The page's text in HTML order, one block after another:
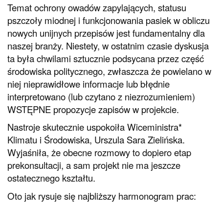
Temat ochrony owadów zapylających, statusu
pszczoły miodnej i funkcjonowania pasiek w obliczu
nowych unijnych przepisów jest fundamentalny dla
naszej branży. Niestety, w ostatnim czasie dyskusja
ta była chwilami sztucznie podsycana przez część
środowiska politycznego, zwłaszcza że powielano w
niej nieprawidłowe informacje lub błędnie
interpretowano (lub czytano z niezrozumieniem)
WSTĘPNE propozycje zapisów w projekcie.
Nastroje skutecznie uspokoiła Wiceministra*
Klimatu i Środowiska, Urszula Sara Zielińska.
Wyjaśniła, że obecne rozmowy to dopiero etap
prekonsultacji, a sam projekt nie ma jeszcze
ostatecznego kształtu.
Oto jak rysuje się najbliższy harmonogram prac: